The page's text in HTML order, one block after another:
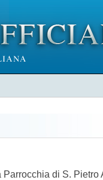
di S.